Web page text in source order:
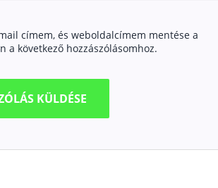
címem, és weboldalcímem mentése a
a következő hozzászólásomhoz.